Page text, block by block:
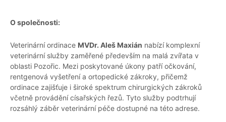
O společnosti:
Veterinární ordinace MVDr. Aleš Maxián nabízí komplexní
veterinární služby zaměřené především na malá zvířata v
oblasti Pozořic. Mezi poskytované úkony patří očkování,
rentgenová vyšetření a ortopedické zákroky, přičemž
ordinace zajišťuje i široké spektrum chirurgických zákroků
včetně provádění císařských řezů. Tyto služby podtrhují
rozsáhlý záběr veterinární péče dostupné na této adrese.